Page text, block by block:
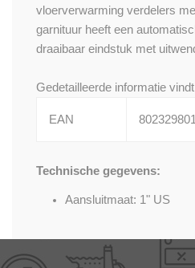
vloerverwarming verdelers
garnituur heeft een
draaibaar eindstuk met
Gedetailleerde informatie
EAN
Technische gegevens:
Aansluitmaat: 1" US